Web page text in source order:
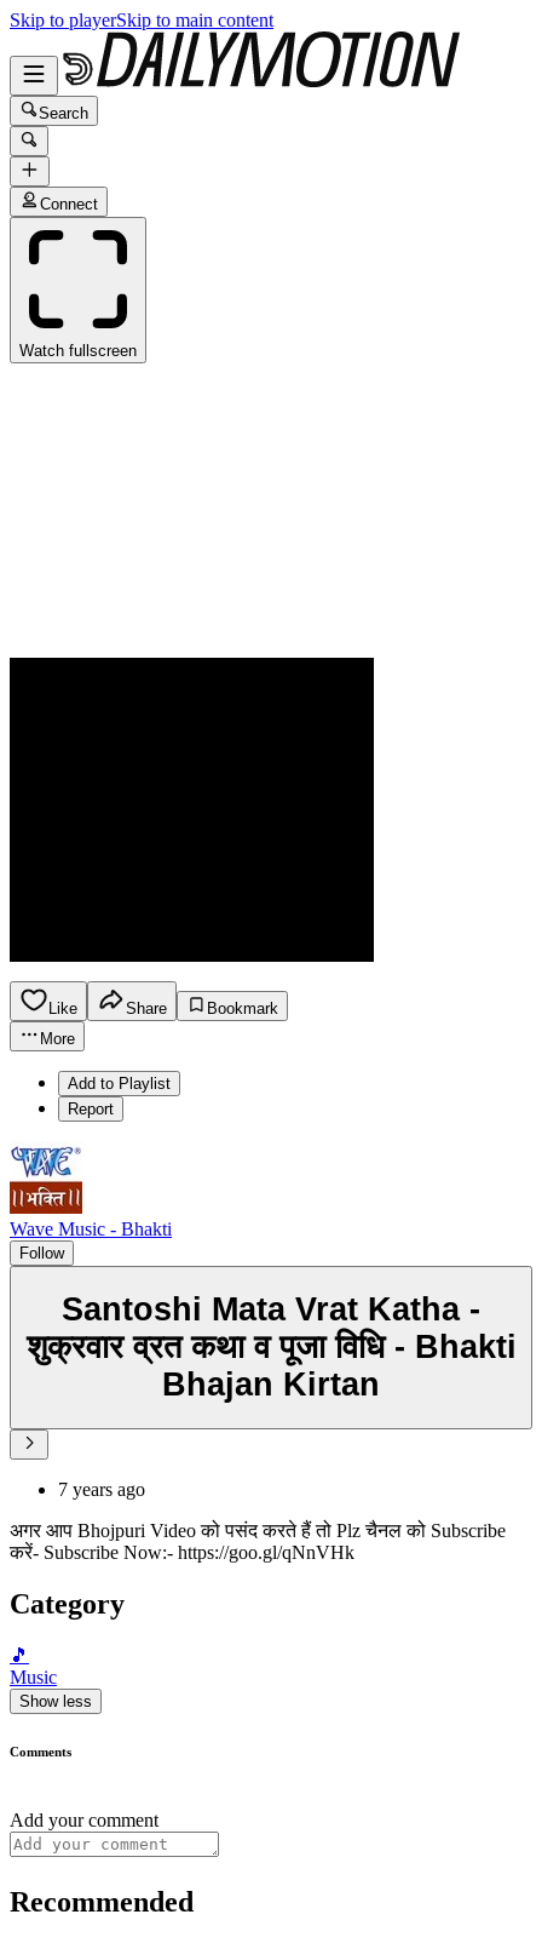
Skip to playerSkip to main content
Search
Connect
Watch fullscreen
Like Share
Bookmark
More
Add to Playlist
Report
Wave Music - Bhakti
Follow
Santoshi Mata Vrat Katha -
शुक्रवार व्रत कथा व पूजा विधि - Bhakti
Bhajan Kirtan
7 years ago
अगर आप Bhojpuri Video को पसंद करते हैं तो Plz चैनल को Subscribe
करें- Subscribe Now:- https://goo.gl/qNnVHk
Category
🎵
Music
Show less
Comments
Add your comment
Recommended